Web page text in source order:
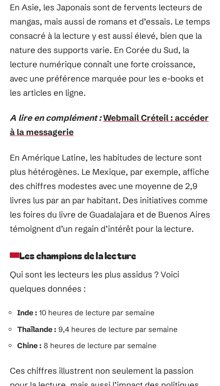
En Asie, les Japonais sont de fervents lecteurs de
mangas, mais aussi de romans et d’essais. Le temps
consacré à la lecture y est aussi élevé, bien que la
nature des supports varie. En Corée du Sud, la
lecture numérique connaît une forte croissance,
avec une préférence marquée pour les e-books et
les articles en ligne.
A lire en complément :Webmail Créteil : accéder
à la messagerie
En Amérique Latine, les habitudes de lecture sont
plus hétérogènes. Le Mexique, par exemple, affiche
des chiffres modestes avec une moyenne de 2,9
livres lus par an par habitant. Des initiatives comme
les foires du livre de Guadalajara et de Buenos Aires
témoignent d’un regain d’intérêt pour la lecture.
Les champions de la lecture
Qui sont les lecteurs les plus assidus ? Voici
quelques données :
Inde : 10 heures de lecture par semaine
Thaïlande : 9,4 heures de lecture par semaine
Chine : 8 heures de lecture par semaine
Ces chiffres illustrent non seulement la passion